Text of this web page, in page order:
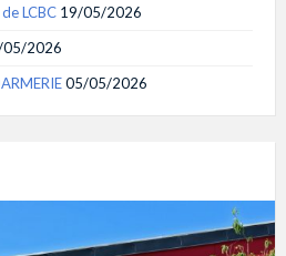
LCBC 19/05/2026
2026
05/05/2026